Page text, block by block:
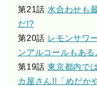
第21話 水合わせも
だ!?
第20話 レモンサワ
ンアルコールもある
第19話 東京都内で
カ屋さん!!「めだか